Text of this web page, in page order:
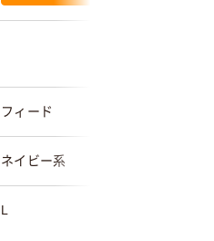
フィード
ネイビー系
L